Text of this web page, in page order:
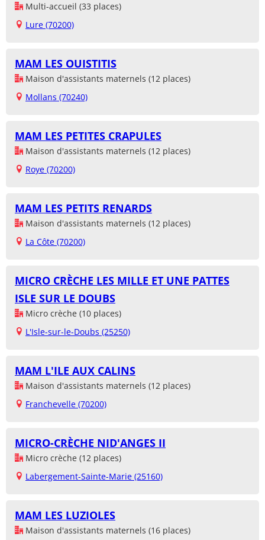
Multi-accueil (33 places)
Lure (70200)
MAM LES OUISTITIS
Maison d'assistants maternels (12 places)
Mollans (70240)
MAM LES PETITES CRAPULES
Maison d'assistants maternels (12 places)
Roye (70200)
MAM LES PETITS RENARDS
Maison d'assistants maternels (12 places)
La Côte (70200)
MICRO CRÈCHE LES MILLE ET UNE PATTES
ISLE SUR LE DOUBS
Micro crèche (10 places)
L'Isle-sur-le-Doubs (25250)
MAM L'ILE AUX CALINS
Maison d'assistants maternels (12 places)
Franchevelle (70200)
MICRO-CRÈCHE NID'ANGES II
Micro crèche (12 places)
Labergement-Sainte-Marie (25160)
MAM LES LUZIOLES
Maison d'assistants maternels (16 places)